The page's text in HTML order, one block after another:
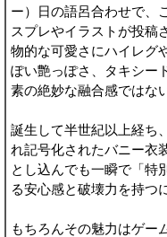
ー）日の語呂合わせで、
スプレやイラストが投稿
物的な可愛さにハイレグ
ぽい艶っぽさ、タキシー
素の絶妙な融合感ではな
誕生して半世紀以上経ち
れ記号化されたバニー衣
とし込んでも一瞬で「特
る安心感と破壊力を持つ
もちろんその魅力はゲー